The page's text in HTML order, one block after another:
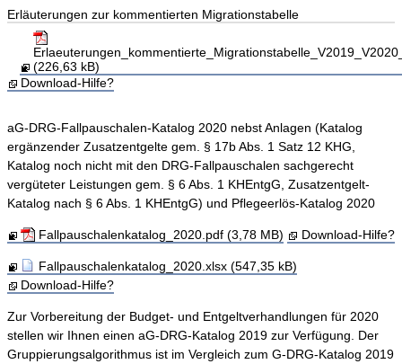
Erläuterungen zur kommentierten Migrationstabelle
(226,63 kB)
Download-Hilfe?
aG-DRG-Fallpauschalen-Katalog 2020 nebst Anlagen (Katalog
ergänzender Zusatzentgelte gem. § 17b Abs. 1 Satz 12 KHG,
Katalog noch nicht mit den DRG-Fallpauschalen sachgerecht
vergüteter Leistungen gem. § 6 Abs. 1 KHEntgG, Zusatzentgelt-
Katalog nach § 6 Abs. 1 KHEntgG) und Pflegeerlös-Katalog 2020
Fallpauschalenkatalog_2020.pdf (3,78 MB) Download-Hilfe?
Fallpauschalenkatalog_2020.xlsx (547,35 kB)
Download-Hilfe?
Zur Vorbereitung der Budget- und Entgeltverhandlungen für 2020
stellen wir Ihnen einen aG-DRG-Katalog 2019 zur Verfügung. Der
Gruppierungsalgorithmus ist im Vergleich zum G-DRG-Katalog 2019